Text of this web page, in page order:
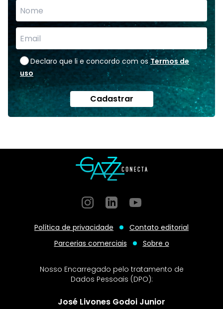
Declaro que li e concordo com os Termos de
uso
Cadastrar
InstagramGitHubGitHub
Política de privacidade
Contato editorial
Parcerias comerciais
Sobre o
Nosso Encarregado pelo tratamento de
Dados Pessoais (DPO):
José Livones Godoi Junior